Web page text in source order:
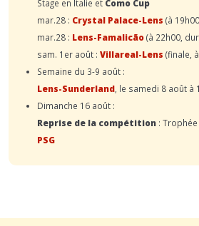
Stage en Italie et Como Cup
mar.28 : Crystal Palace-Lens (à
mar.28 : Lens-Famalicão(à 22h00,
sam. 1er août : Villareal-Lens (finale,
Semaine du 3-9 août :
Lens-Sunderland , le samedi 8 août
Dimanche 16 août :
Reprise de la compétition :
PSG